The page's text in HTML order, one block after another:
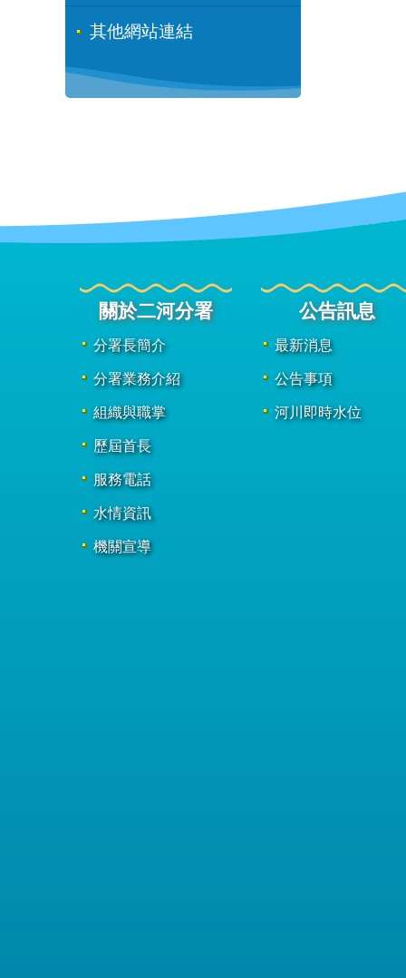
其他網站連結
關於二河分署
分署長簡介
分署業務介紹
組織與職掌
歷屆首長
服務電話
水情資訊
機關宣導
公告訊息
最新消息
公告事項
河川即時水位